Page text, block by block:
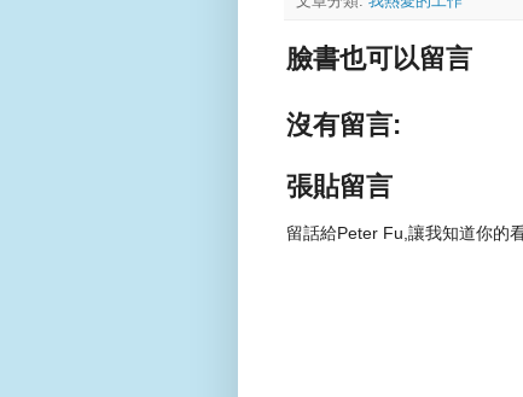
臉書也可以留言
沒有留言:
張貼留言
留話給Peter Fu,讓我知道你的